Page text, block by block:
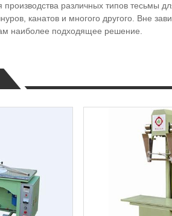
производства различных типов
канатов и многого другого. Вне
наиболее подходящее решение.